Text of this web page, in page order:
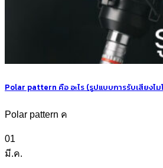
Polar pattern คือ อะไร (รูปแบบการรับเสียงไม
Polar pattern ค
01
มี.ค.